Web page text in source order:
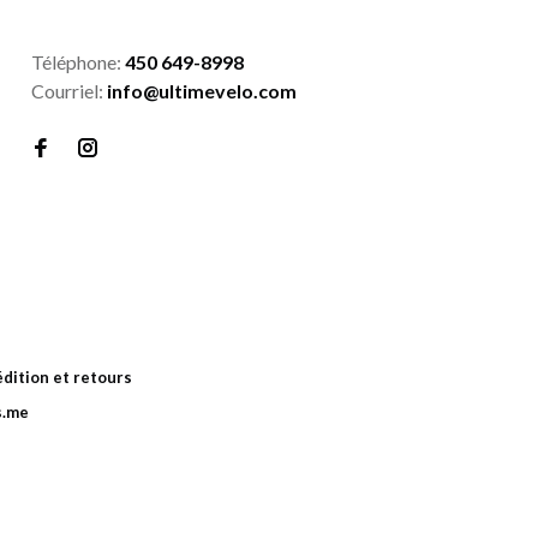
Téléphone: 450 649-8998
Courriel: info@ultimevelo.com
et retours